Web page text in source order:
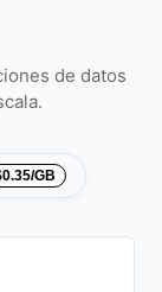
de datos
GB